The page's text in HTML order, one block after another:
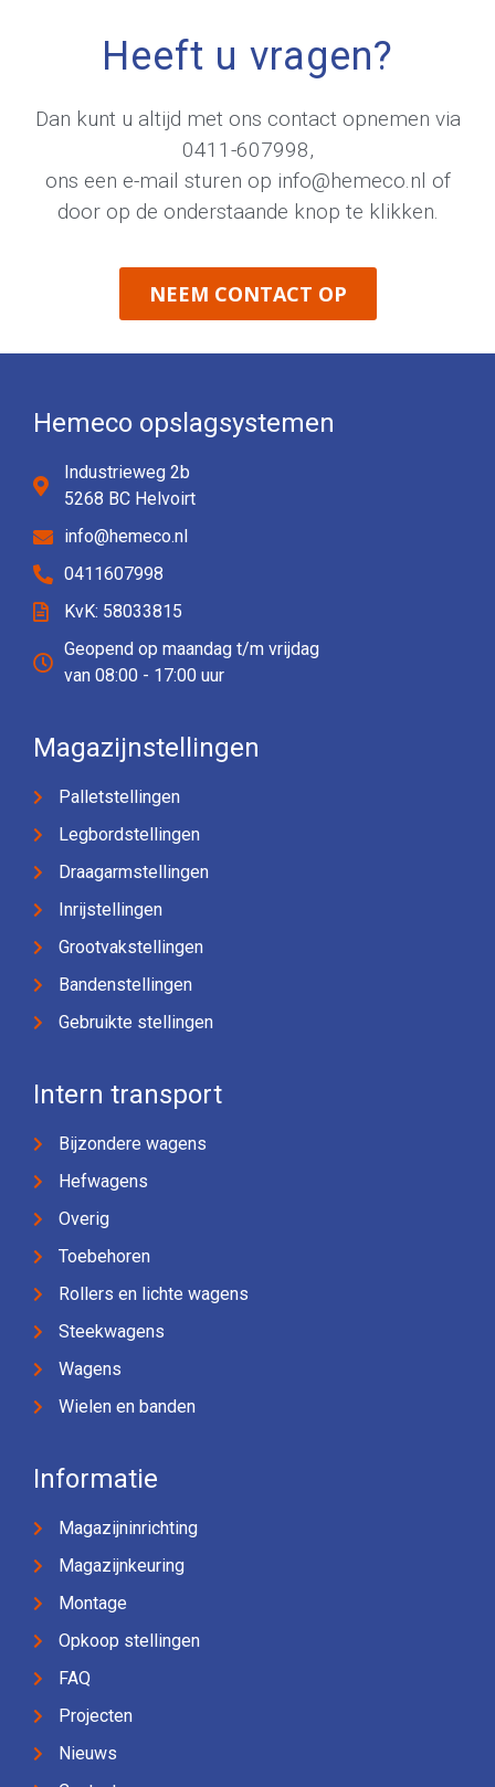
Heeft u vragen?
Dan kunt u altijd met ons contact opnemen via
0411-607998,
ons een e-mail sturen op info@hemeco.nl of
door op de onderstaande knop te klikken.
NEEM CONTACT OP
Hemeco opslagsystemen
Industrieweg 2b
5268 BC Helvoirt
info@hemeco.nl
0411607998
KvK: 58033815
Geopend op maandag t/m vrijdag
van 08:00 - 17:00 uur
Magazijnstellingen
Palletstellingen
Legbordstellingen
Draagarmstellingen
Inrijstellingen
Grootvakstellingen
Bandenstellingen
Gebruikte stellingen
Intern transport
Bijzondere wagens
Hefwagens
Overig
Toebehoren
Rollers en lichte wagens
Steekwagens
Wagens
Wielen en banden
Informatie
Magazijninrichting
Magazijnkeuring
Montage
Opkoop stellingen
FAQ
Projecten
Nieuws